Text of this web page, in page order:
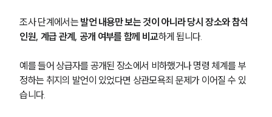
조사 단계에서는 발언 내용만 보는 것이 아니라 당시 장소와 참석
인원, 계급 관계, 공개 여부를 함께 비교하게 됩니다.
예를 들어 상급자를 공개된 장소에서 비하했거나 명령 체계를 부
정하는 취지의 발언이 있었다면 상관모욕죄 문제가 이어질 수 있
습니다.